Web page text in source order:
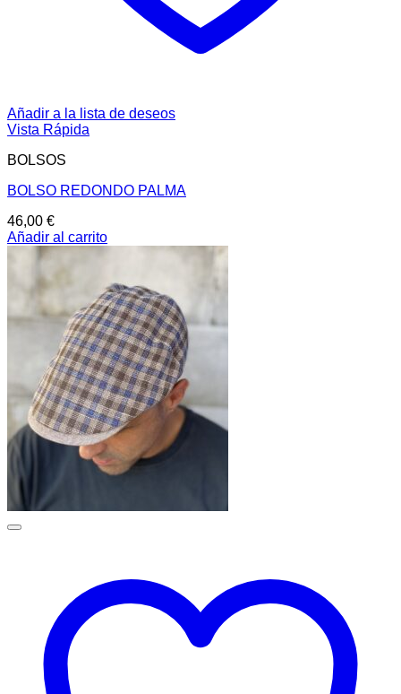
Añadir a la lista de deseos
Vista Rápida
BOLSOS
BOLSO REDONDO PALMA
46,00 €
Añadir al carrito